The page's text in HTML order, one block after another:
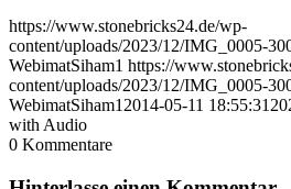
https://www.stonebricks24.de/wp-
content/uploads/2023/12/IMG_0005-
WebimatSiham1 https://
content/uploads/2023/12/IMG_0005-
WebimatSiham1 2014-05-11 18:55:31
with Audio
0 Kommentare